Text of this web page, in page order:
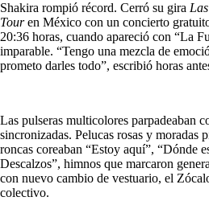
Shakira rompió récord. Cerró su gira
Touren México con un concierto
20:36 horas, cuando apareció con “La
imparable. “Tengo una mezcla de
prometo darles todo”, escribió horas
Las pulseras multicolores parpadeaban
sincronizadas. Pelucas rosas y moradas
roncas coreaban “Estoy aquí”, “Dónde
Descalzos”, himnos que marcaron
con nuevo cambio de vestuario, el
colectivo.